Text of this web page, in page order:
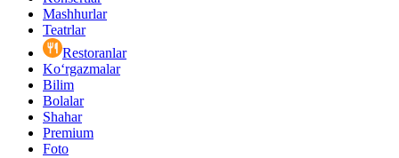
Mashhurlar
Teatrlar
Restoranlar
Ko‘rgazmalar
Bilim
Bolalar
Shahar
Premium
Foto